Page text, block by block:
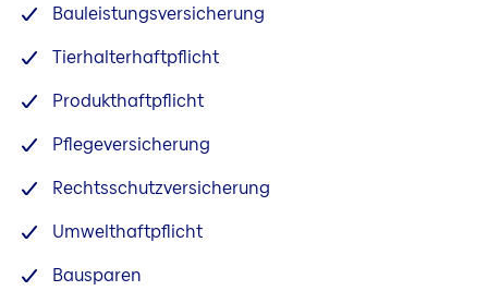
Bauleistungsversicherung
Tierhalterhaftpflicht
Produkthaftpflicht
Pflegeversicherung
Rechtsschutzversicherung
Umwelthaftpflicht
Bausparen